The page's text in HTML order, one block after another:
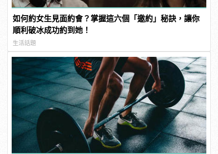
如何約女生見面約會？掌握這六個「邀約」秘訣，讓你
順利破冰成功約到她！
生活話題